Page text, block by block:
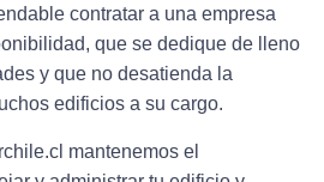
contratar a una empresa
que se dedique de lleno
y que no desatienda la
edificios a su cargo.
mantenemos el